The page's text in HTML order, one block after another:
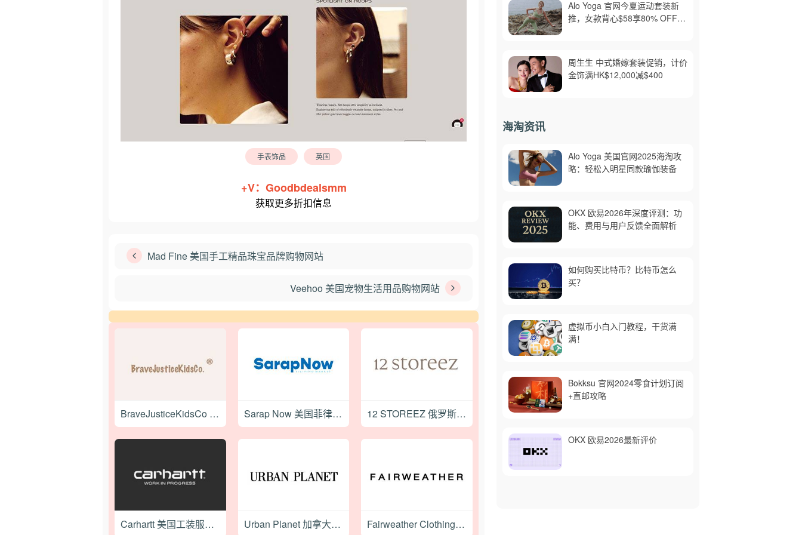
手表饰品 英国
+V：Goodbdealsmm
获取更多折扣信息
Mad Fine 美国手工精品珠宝品牌购物网站
Veehoo 美国宠物生活用品购物网站
BraveJusticeKidsCo 美国儿童硅胶餐饮用具购物网站 Sarap Now 美国菲律宾小吃专营购物网站 12 STOREEZ 俄罗斯时尚女装品牌购物网站
Carhartt 美国工装服饰品牌购物网站 Urban Planet 加拿大快时尚品牌购物网站 Fairweather Clothing 加拿大时尚女装品牌购物网站
Alo Yoga 官网今夏运动套装新
推，女款背心$58享80% OFF，
周生生 中式婚嫁套装促销，计价
金饰满HK$12,000减$400
海淘资讯
Alo Yoga 美国官网2025海淘攻
略：轻松入明星同款瑜伽装备
OKX 欧易2026年深度评测：功
能、费用与用户反馈全面解析
如何购买比特币？比特币怎么
买？
虚拟币小白入门教程，干货满
满！
Bokksu 官网2024零食计划订阅
+直邮攻略
OKX 欧易2026最新评价